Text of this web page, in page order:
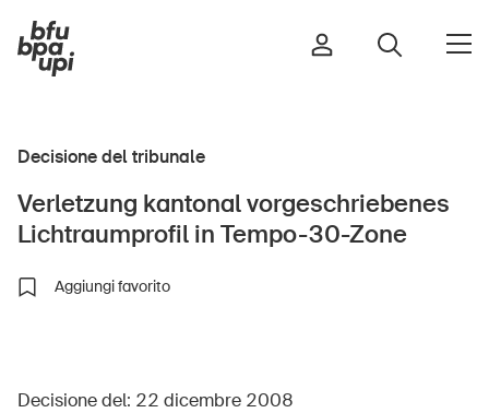
Sport e attività fisica
Casa e giardino
Edifici e impianti
Decisione del tribunale
Verletzung kantonal vorgeschriebenes
Lichtraumprofil in Tempo-30-Zone
Aggiungi favorito
Decisione del: 22 dicembre 2008